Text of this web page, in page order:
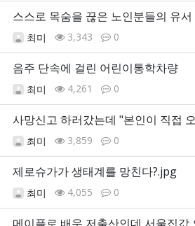
스스로 목숨을 끊은 노인분들의 유서
최미 3,343 0
음주 단속에 걸린 어린이통학차량
최미 4,261 0
사망신고 하러갔는데 "본인이 직접
최미 3,859 0
제로슈가가 생태계를 망친다?.jpg
최미 4,055 0